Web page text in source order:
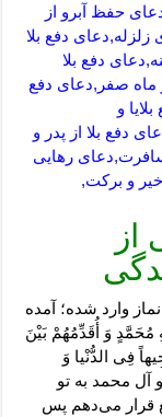
حفظ آبرو از
زلزله,دعای دفع بلا
دفع بلا
ماه صفر,دعای دفع
و
دفع بلا از پدر و
رهایی
خیر و برکت,
وارد شده؛ آمده
مُحَمَّدٍ وَ أُقَدِّمُهُمْ بَیْنَ
فِی الدُّنْیا وَ
آل محمد به تو
قرار می‌دهم پس